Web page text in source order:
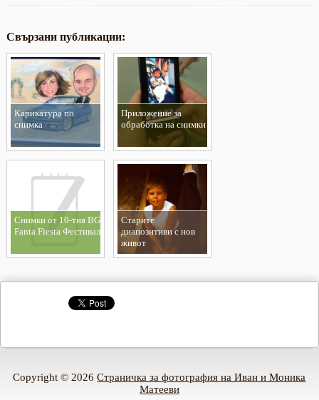
Свързани публикации:
Карикатура по
снимка
Приложение за
обработка на снимки
Снимки от 10-тия BG
Fanta Fiesta Фестивал
Старите
диапозитиви с нов
живот
Copyright © 2026Страничка за фотография на Иван и Моника
Матееви